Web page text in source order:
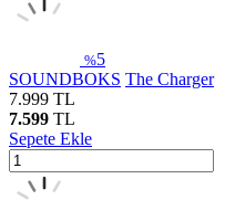
%5
SOUNDBOKS The Charger
7.999 TL
7.599 TL
Sepete Ekle